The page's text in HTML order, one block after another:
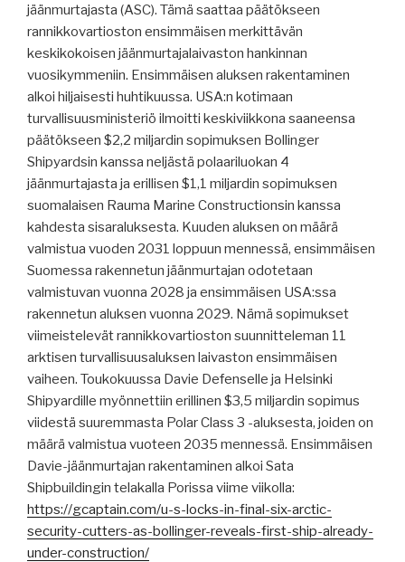
jäänmurtajasta (ASC). Tämä saattaa päätökseen
rannikkovartioston ensimmäisen merkittävän
keskikokoisen jäänmurtajalaivaston hankinnan
vuosikymmeniin. Ensimmäisen aluksen rakentaminen
alkoi hiljaisesti huhtikuussa. USA:n kotimaan
turvallisuusministeriö ilmoitti keskiviikkona saaneensa
päätökseen $2,2 miljardin sopimuksen Bollinger
Shipyardsin kanssa neljästä polaariluokan 4
jäänmurtajasta ja erillisen $1,1 miljardin sopimuksen
suomalaisen Rauma Marine Constructionsin kanssa
kahdesta sisaraluksesta. Kuuden aluksen on määrä
valmistua vuoden 2031 loppuun mennessä, ensimmäisen
Suomessa rakennetun jäänmurtajan odotetaan
valmistuvan vuonna 2028 ja ensimmäisen USA:ssa
rakennetun aluksen vuonna 2029. Nämä sopimukset
viimeistelevät rannikkovartioston suunnitteleman 11
arktisen turvallisuusaluksen laivaston ensimmäisen
vaiheen. Toukokuussa Davie Defenselle ja Helsinki
Shipyardille myönnettiin erillinen $3,5 miljardin sopimus
viidestä suuremmasta Polar Class 3 -aluksesta, joiden on
määrä valmistua vuoteen 2035 mennessä. Ensimmäisen
Davie-jäänmurtajan rakentaminen alkoi Sata
Shipbuildingin telakalla Porissa viime viikolla:
https://gcaptain.com/u-s-locks-in-final-six-arctic-
security-cutters-as-bollinger-reveals-first-ship-already-
under-construction/